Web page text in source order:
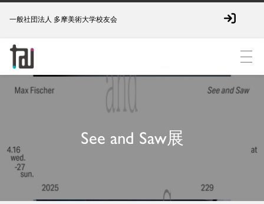
一般社団法人 多摩美術大学校友会
See and Saw展